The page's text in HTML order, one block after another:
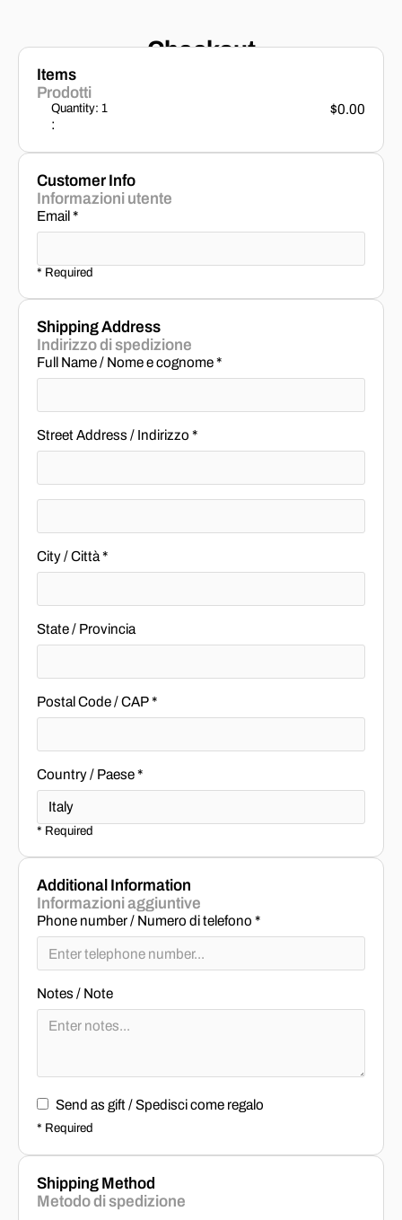
Checkout
Items
Prodotti
1
:
$0.00
Customer Info
Informazioni utente
Email *
* Required
Shipping Address
Indirizzo di spedizione
Full Name / Nome e cognome *
Street Address / Indirizzo *
City / Città *
State / Provincia
Postal Code / CAP *
Country / Paese *
* Required
Additional Information
Informazioni aggiuntive
Phone number / Numero di telefono *
Notes / Note
Send as gift / Spedisci come regalo
* Required
Shipping Method
Metodo di spedizione